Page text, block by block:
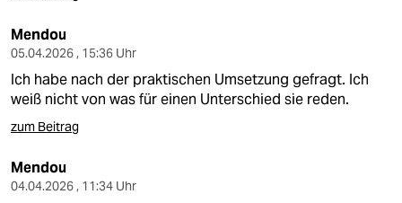
Mendou
05.04.2026 , 15:36 Uhr
Ich habe nach der praktischen Umsetzung gefragt. Ich
weiß nicht von was für einen Unterschied sie reden.
zum Beitrag
Mendou
04.04.2026 , 11:34 Uhr